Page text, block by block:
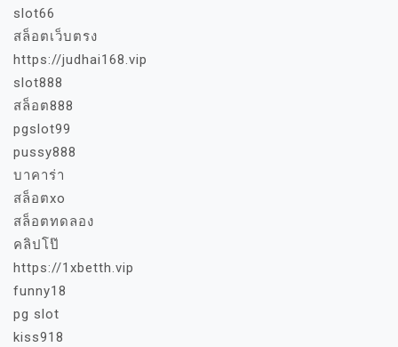
slot66
สล็อตเว็บตรง
https://judhai168.vip
slot888
สล็อต888
pgslot99
pussy888
บาคาร่า
สล็อตxo
สล็อตทดลอง
คลิปโป๊
https://1xbetth.vip
funny18
pg slot
kiss918